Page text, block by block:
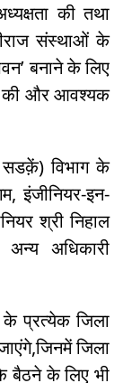
की तथा
संस्थाओं के
बनाने के लिए
की और आवश्यक
विभाग के
इंजीनियर-इन-
श्री निहाल
अधिकारी
के प्रत्येक जिला
जिला
बैठने के लिए भी